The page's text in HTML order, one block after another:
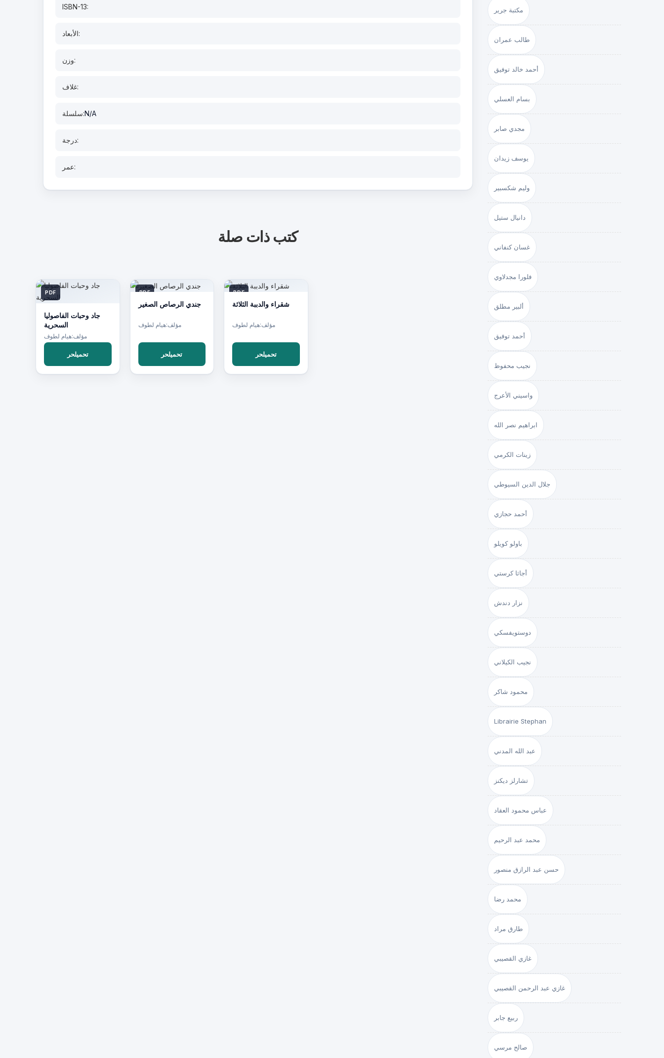
ISBN-13:
الأبعاد:
وزن:
غلاف:
سلسلة:N/A
درجة:
عمر:
كتب ذات صلة
PDF
جاد وحبات الفاصوليا
السحرية
مؤلف:هيام لطوف
تحميلحر
PDF
جندي الرصاص الصغير
مؤلف:هيام لطوف
تحميلحر
PDF
شقراء والدببة الثلاثة
مؤلف:هيام لطوف
تحميلحر
مكتبة جرير
طالب عمران
أحمد خالد توفيق
بسام العسلي
مجدي صابر
يوسف زيدان
وليم شكسبير
دانيال ستيل
غسان كنفاني
فلورا مجدلاوي
ألبير مطلق
أحمد توفيق
نجيب محفوظ
واسيني الأعرج
ابراهيم نصر الله
زينات الكرمي
جلال الدين السيوطي
أحمد حجازي
باولو كويلو
أجاثا كرستي
نزار دندش
دوستويفسكي
نجيب الكيلاني
محمود شاكر
Librairie Stephan
عبد الله المدني
تشارلز ديكنز
عباس محمود العقاد
محمد عبد الرحيم
حسن عبد الرازق منصور
محمد رضا
طارق مراد
غازي القصيبي
غازي عبد الرحمن القصيبي
ربيع جابر
صالح مرسي